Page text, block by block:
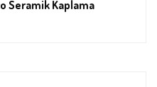
Seramik Kaplama